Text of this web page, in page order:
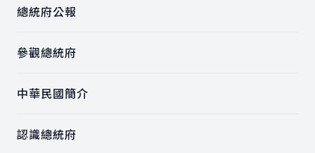
總統府公報
參觀總統府
中華民國簡介
認識總統府